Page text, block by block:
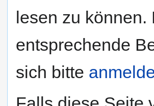
lesen zu
entsprechende
sich bitte